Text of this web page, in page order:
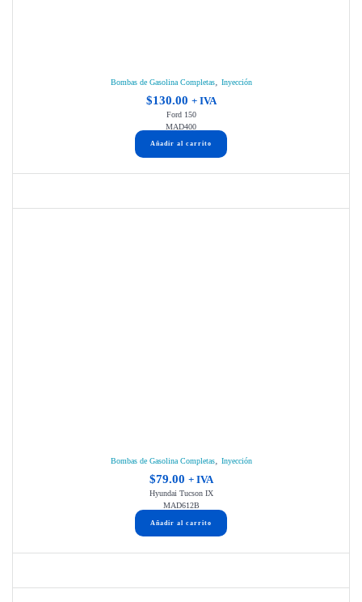
Bombas de Gasolina Completas, Inyección
$130.00 + IVA
Ford 150
MAD400
Añadir al carrito
Bombas de Gasolina Completas, Inyección
$79.00 + IVA
Hyundai Tucson IX
MAD612B
Añadir al carrito